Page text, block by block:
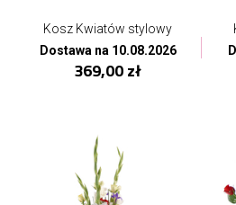
Kosz Kwiatów stylowy
Dostawa na 10.08.2026
369,00 zł